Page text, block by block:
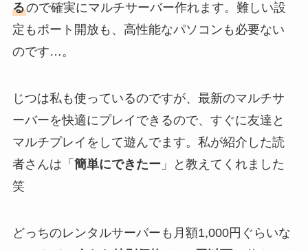
るので確実にマルチサーバー作れます。難しい設
定もポート開放も、高性能なパソコンも必要ない
のです…。
じつは私も使っているのですが、最新のマルチサ
ーバーを快適にプレイできるので、すぐに友達と
マルチプレイをして遊んでます。私が紹介した読
者さんは「 簡単にできたー 」と教えてくれました
笑
どっちのレンタルサーバーも月額1,000円ぐらいな